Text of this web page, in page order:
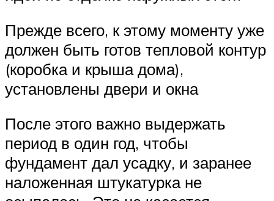
Прежде всего, к этому моменту уже
должен быть готов тепловой контур
(коробка и крыша дома),
установлены двери и окна
После этого важно выдержать
период в один год, чтобы
фундамент дал усадку, и заранее
наложенная штукатурка не